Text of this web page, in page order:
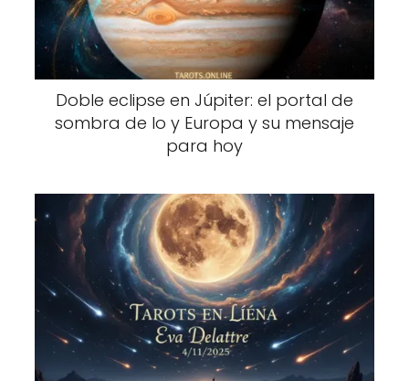
Doble eclipse en Júpiter: el portal de
sombra de Io y Europa y su mensaje
para hoy